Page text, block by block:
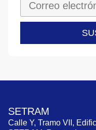
SETRAM
Calle Y, Tramo VII,